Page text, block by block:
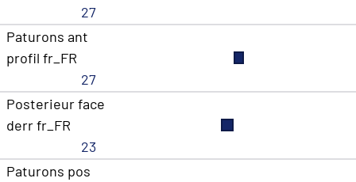
27
Paturons ant
profil fr_FR
27
Posterieur face
derr fr_FR
23
Paturons pos